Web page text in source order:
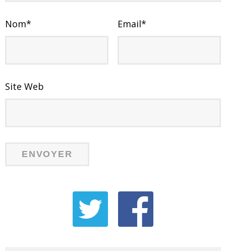
Nom* Email*
Site Web